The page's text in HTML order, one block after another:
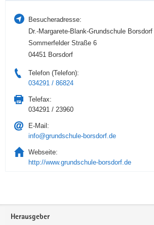
Besucheradresse:
Dr.-Margarete-Blank-Grundschule Borsdorf
Sommerfelder Straße 6
04451 Borsdorf
Telefon (Telefon):
034291 / 86824
Telefax:
034291 / 23960
E-Mail:
info@grundschule-borsdorf.de
Webseite:
http://www.grundschule-borsdorf.de
Service
Herausgeber